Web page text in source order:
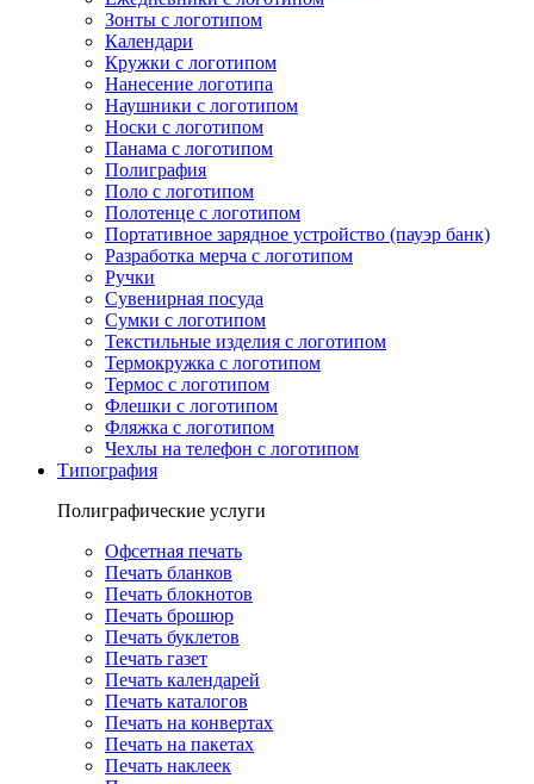
Зонты с логотипом
Календари
Кружки с логотипом
Нанесение логотипа
Наушники с логотипом
Носки с логотипом
Панама с логотипом
Полиграфия
Поло с логотипом
Полотенце с логотипом
Портативное зарядное устройство (пауэр банк)
Разработка мерча с логотипом
Ручки
Сувенирная посуда
Сумки с логотипом
Текстильные изделия с логотипом
Термокружка с логотипом
Термос с логотипом
Флешки с логотипом
Фляжка с логотипом
Чехлы на телефон с логотипом
Типография
Полиграфические услуги
Офсетная печать
Печать бланков
Печать блокнотов
Печать брошюр
Печать буклетов
Печать газет
Печать календарей
Печать каталогов
Печать на конвертах
Печать на пакетах
Печать наклеек